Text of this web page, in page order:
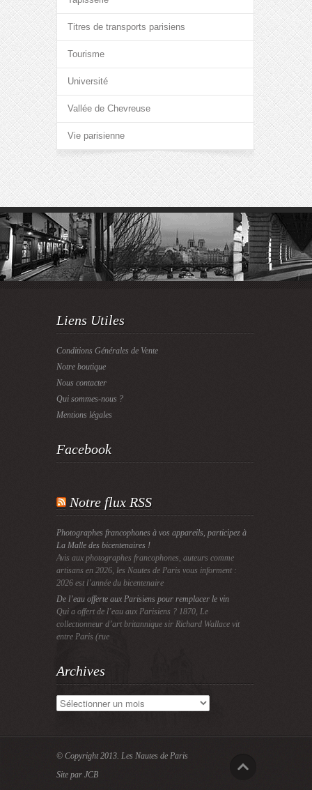
Titres de transports parisiens
Tourisme
Université
Vallée de Chevreuse
Vie parisienne
Liens Utiles
Conditions Générales de Vente
Notre boutique
Nous contacter
Qui sommes-nous ?
Mentions légales
Facebook
Notre flux RSS
Photographes francophones à vos appareils, participez à
La Malle des bicentenaires !
Avis aux photographes francophones, auteurs comme
artisans en 2026, les Nautes de Paris vous informent :
2026 est l’année du bicentenaire
De l’eau offerte aux Parisiens pour remplacer le vin
Qui a offert de l’eau aux Parisiens ? 1870, Le
collectionneur d’art britannique sir Richard Wallace vit
entre Paris (rue
Archives
Archives
© Copyright 2013. Les Nautes de Paris
Site par JCB